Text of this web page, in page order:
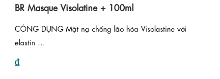
BR Masque Visolatine + 100ml
CÔNG DỤNG Mặt nạ chống lão hóa Visolastine với
elastin ...
₫